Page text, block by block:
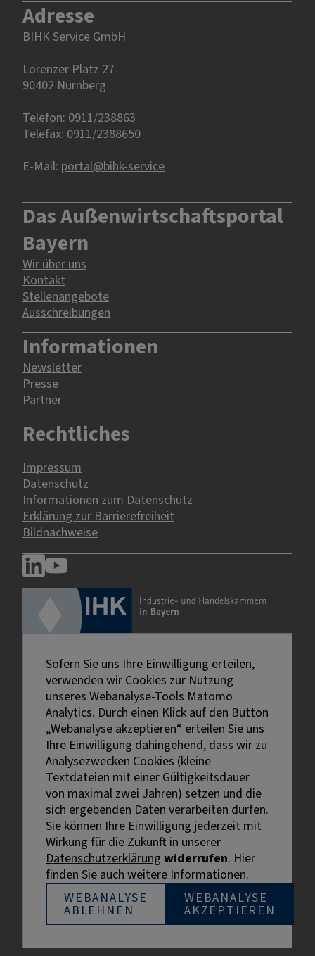
Adresse
BIHK Service GmbH
Lorenzer Platz 27
90402 Nürnberg‎‎
Telefon: 0911/238863
Telefax: 0911/2388650
E-Mail: portal@bihk-service
Das Außenwirtschaftsportal
Bayern
Wir über uns
Kontakt
Stellenangebote
Ausschreibungen
Informationen
Newsletter
Presse
Partner
Rechtliches
Impressum
Datenschutz
Informationen zum Datenschutz
Erklärung zur Barrierefreiheit
Bildnachweise
Externe Links sind mit dem Symbol
gekennzeichnet.
Bei personenbezogenen Bezeichnungen wurde aus
Gründen der besseren Lesbarkeit die männliche
Bezeichnung gewählt. Gemeint sind stets alle
Geschlechter.
Sofern Sie uns Ihre Einwilligung erteilen,
verwenden wir Cookies zur Nutzung
unseres Webanalyse-Tools Matomo
Analytics. Durch einen Klick auf den Button
„Webanalyse akzeptieren“ erteilen Sie uns
Ihre Einwilligung dahingehend, dass wir zu
Analysezwecken Cookies (kleine
Textdateien mit einer Gültigkeitsdauer
von maximal zwei Jahren) setzen und die
sich ergebenden Daten verarbeiten dürfen.
Sie können Ihre Einwilligung jederzeit mit
Wirkung für die Zukunft in unserer
Datenschutzerklärung widerrufen. Hier
finden Sie auch weitere Informationen.
WEBANALYSE
ABLEHNEN
WEBANALYSE
AKZEPTIEREN